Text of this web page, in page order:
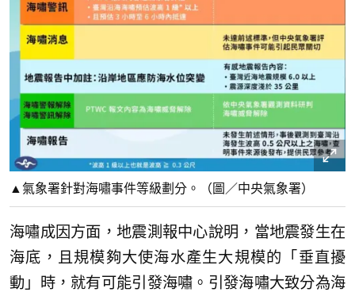
▲氣象署針對海嘯事件等級劃分。（圖／中央氣象署）
海嘯成因方面，地震測報中心說明，當地震發生在
海底，且規模夠大使海水產生大規模的「垂直擾
動」時，就有可能引發海嘯。引發海嘯大致分為海